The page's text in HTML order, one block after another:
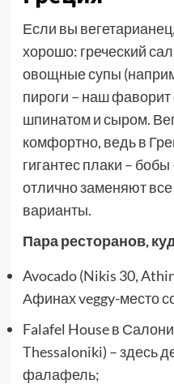
Если вы
хорошо: греческий
овощные супы
пироги – наш фаворит
шпинатом и сыром.
комфортно, ведь в
гигантес плаки –
отлично заменяют
варианты.
Пара ресторанов,
Avocado (Nikis 30,
Афинах veggy-место
Falafel House в
Thessaloniki) – здесь
фалафель;